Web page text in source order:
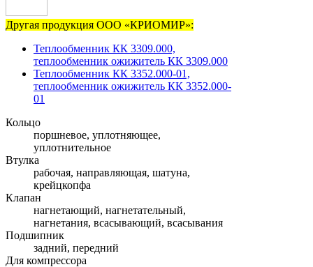
Другая продукция ООО «КРИОМИР»:
Теплообменник КК 3309.000,
теплообменник ожижитель КК 3309.000
Теплообменник КК 3352.000-01,
теплообменник ожижитель КК 3352.000-
01
Кольцо
поршневое, уплотняющее,
уплотнительное
Втулка
рабочая, направляющая, шатуна,
крейцкопфа
Клапан
нагнетающий, нагнетательный,
нагнетания, всасывающий, всасывания
Подшипник
задний, передний
Для компрессора